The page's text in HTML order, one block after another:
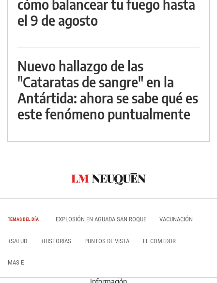
cómo balancear tu fuego hasta
el 9 de agosto
Nuevo hallazgo de las
"Cataratas de sangre" en la
Antártida: ahora se sabe qué es
este fenómeno puntualmente
TEMAS DEL DÍA EXPLOSIÓN EN AGUADA SAN ROQUE VACUNACIÓN
+SALUD +HISTORIAS PUNTOS DE VISTA EL COMEDOR
MAS E